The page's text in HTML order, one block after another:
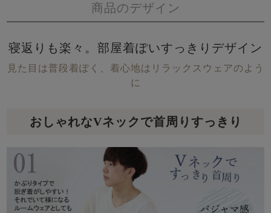
商品のデザイン
寝返りも楽々。部屋着ぽいすっきりデザイン
見た目は普段着ぽく、着心地はリラックスウェアのよう
に
おしゃれなVネックで首周りすっきり